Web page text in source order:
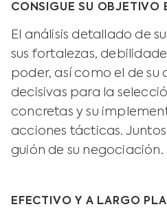
CONSIGUE SU OBJETIVO
El análisis detallado de
sus fortalezas,
poder, así como el de su
decisivas para la
concretas y su
acciones tácticas.
guión de su negociación.
EFECTIVO Y A LARGO